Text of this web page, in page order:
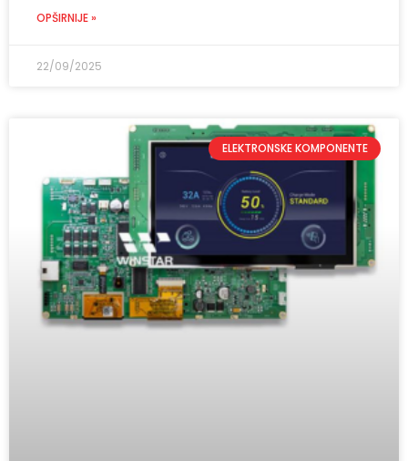
OPŠIRNIJE »
22/09/2025
ELEKTRONSKE KOMPONENTE